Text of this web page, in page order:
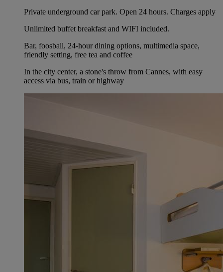
Private underground car park. Open 24 hours. Charges apply
Unlimited buffet breakfast and WIFI included.
Bar, foosball, 24-hour dining options, multimedia space,
friendly setting, free tea and coffee
In the city center, a stone's throw from Cannes, with easy
access via bus, train or highway